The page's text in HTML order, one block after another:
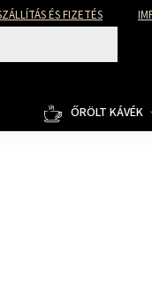
ÉS FIZETÉS
ŐRÖLT KÁVÉK